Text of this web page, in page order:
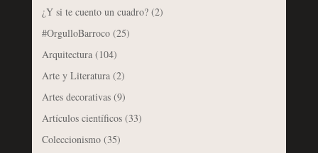
¿Y si te cuento un cuadro?(2)
#OrgulloBarroco(25)
Arquitectura(104)
Arte y Literatura(2)
Artes decorativas(9)
Artículos científicos(33)
Coleccionismo(35)